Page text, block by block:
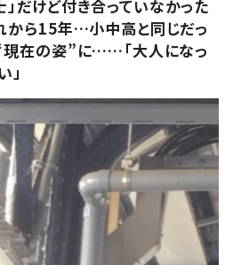
」だけど付き合っていなかった
から15年…小中高と同じだっ
在の姿”に……「大人になっ
」